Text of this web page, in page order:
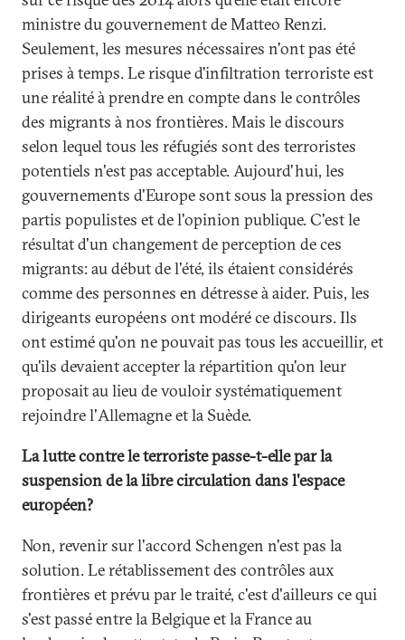
ministre du gouvernement de Matteo Renzi.
Seulement, les mesures nécessaires n'ont pas été
prises à temps. Le risque d'infiltration terroriste est
une réalité à prendre en compte dans le contrôles
des migrants à nos frontières. Mais le discours
selon lequel tous les réfugiés sont des terroristes
potentiels n'est pas acceptable. Aujourd'hui, les
gouvernements d'Europe sont sous la pression des
partis populistes et de l'opinion publique. C'est le
résultat d'un changement de perception de ces
migrants: au début de l'été, ils étaient considérés
comme des personnes en détresse à aider. Puis, les
dirigeants européens ont modéré ce discours. Ils
ont estimé qu'on ne pouvait pas tous les accueillir, et
qu'ils devaient accepter la répartition qu'on leur
proposait au lieu de vouloir systématiquement
rejoindre l'Allemagne et la Suède.
La lutte contre le terroriste passe-t-elle par la
suspension de la libre circulation dans l'espace
européen?
Non, revenir sur l'accord Schengen n'est pas la
solution. Le rétablissement des contrôles aux
frontières et prévu par le traité, c'est d'ailleurs ce qui
s'est passé entre la Belgique et la France au